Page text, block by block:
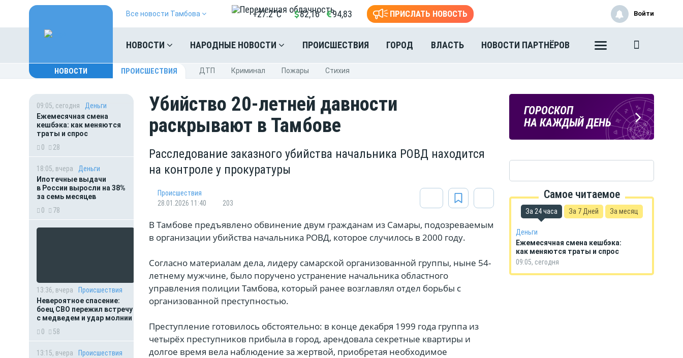
Все новости Тамбова +27.2°C 82,16 94,83 ПРИСЛАТЬ НОВОСТЬ
НОВОСТИ НАРОДНЫЕ НОВОСТИ ПРОИСШЕСТВИЯ ГОРОД ВЛАСТЬ НОВОСТИ ПАРТНЁРОВ
Войти
НОВОСТИ ПРОИСШЕСТВИЯ ДТП Криминал Пожары Стихия
09:05, сегодня
Деньги
Ежемесячная смена
кешбэка: как меняются
траты и спрос
0
28
18:05, вчера
Деньги
Ипотечные выдачи
в России выросли на 38%
за семь месяцев
0
78
13:36, вчера
Происшествия
Невероятное спасение:
боец СВО пережил встречу
с медведем и удар молнии
0
58
13:15, вчера
Происшествия
Убийство 20-летней давности
раскрывают в Тамбове
Расследование заказного убийства начальника РОВД находится
на контроле у прокуратуры
Происшествия
28.01.2026 11:40
203
В Тамбове предъявлено обвинение двум гражданам из Самары, подозреваемым
в организации убийства начальника РОВД, которое случилось в 2000 году.
Согласно материалам дела, лидеру самарской организованной группы, ныне 54-
летнему мужчине, было поручено устранение начальника областного
управления полиции Тамбова, который ранее возглавлял отдел борьбы с
организованной преступностью.
Преступление готовилось обстоятельно: в конце декабря 1999 года группа из
четырёх преступников прибыла в город, арендовала секретные квартиры и
долгое время вела наблюдение за жертвой, приобретая необходимое
ПОГОДА
В ТАМБОВЕ
ГОРОСКОП
НА КАЖДЫЙ ДЕНЬ
Самое читаемое
За 24 часа За 7 Дней За месяц
Деньги
Ежемесячная смена кешбэка:
как меняются траты и спрос
09:05, сегодня